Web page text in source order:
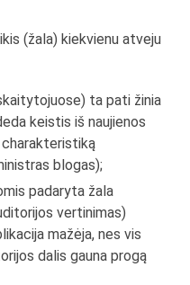
(žala) kiekvienu atveju
ta pati žinia
keistis iš naujienos
blogas);
padaryta žala
vertinimas)
mažėja, nes vis
dalis gauna progą